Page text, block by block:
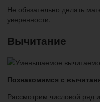
Не обязательно делать
уверенности.
Вычитание
Познакомимся с
Рассмотрим числовой ряд